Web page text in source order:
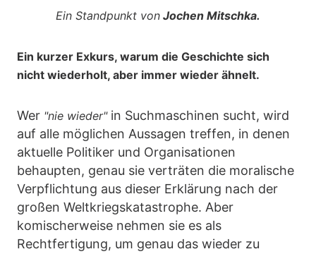
Ein Standpunkt von Jochen Mitschka.
Ein kurzer Exkurs, warum die Geschichte sich
nicht wiederholt, aber immer wieder ähnelt.
Wer "nie wieder"in Suchmaschinen sucht, wird
auf alle möglichen Aussagen treffen, in denen
aktuelle Politiker und Organisationen
behaupten, genau sie verträten die moralische
Verpflichtung aus dieser Erklärung nach der
großen Weltkriegskatastrophe. Aber
komischerweise nehmen sie es als
Rechtfertigung, um genau das wieder zu